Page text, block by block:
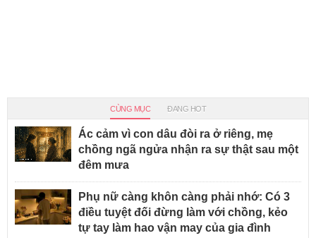
CÙNG MỤC ĐANG HOT
Ác cảm vì con dâu đòi ra ở riêng, mẹ
chồng ngã ngửa nhận ra sự thật sau một
đêm mưa
Phụ nữ càng khôn càng phải nhớ: Có 3
điều tuyệt đối đừng làm với chồng, kẻo
tự tay làm hao vận may của gia đình